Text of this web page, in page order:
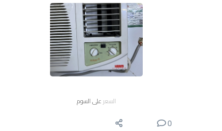
السعر على السوم
0